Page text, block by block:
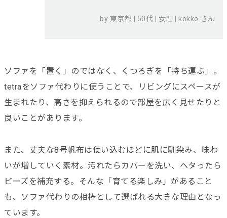
by 東京都 | 50代 | 女性 | kokko さん
ソファを「置く」のではなく、くつろぎを「持ち運ぶ」。
tetraをソファ代わりに使うことで、リビングにスペースが
生まれたり、高さを抑えられるので部屋を広く見せたりと
良いことがあります。
また、丈夫な8号帆布は使い込むほどに肌に馴染み、味わ
いが増していく素材。汚れたらカバーを洗い、ヘタったら
ビーズを補充する。そんな「育てる楽しみ」があること
も、ソファ代わりの相棒として選ばれる大きな理由となっ
ています。